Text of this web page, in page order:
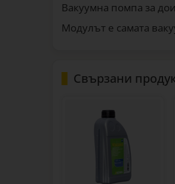
Вакуумна помпа за
Модулът е самата
Свързани